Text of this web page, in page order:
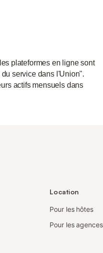
plateformes en ligne sont
service dans l'Union".
actifs mensuels dans
Location
Pour les hôtes
Pour les